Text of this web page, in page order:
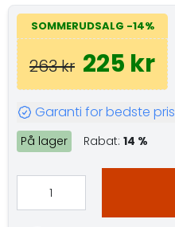
SOMMERUDSALG -14%
263 kr 225 kr
Garanti for bedste pris
På lager Rabat: 14 %